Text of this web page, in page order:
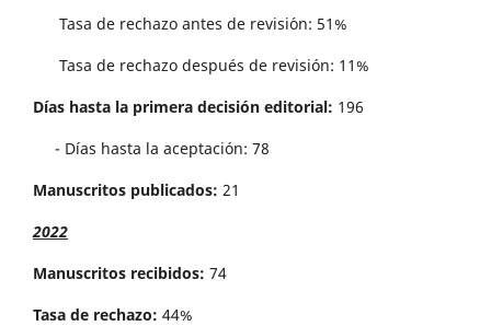
Tasa de rechazo antes de revisi´on: 51%
Tasa de rechazo después de revisión: 11%
Días hasta la primera decisión editorial: 196
- Días hasta la aceptación: 78
Manuscritos publicados: 21
2022
Manuscritos recibidos: 74
Tasa de rechazo: 44%